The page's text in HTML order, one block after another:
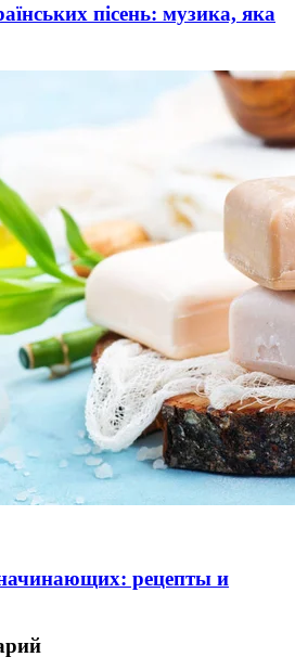
пісень: музика, яка
рецепты и